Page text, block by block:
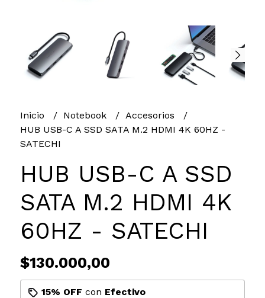
Inicio Notebook
Accesorios
HUB USB-C A SSD SATA M.2 HDMI 4K 60HZ -
SATECHI
HUB USB-C A SSD
SATA M.2 HDMI 4K
60HZ - SATECHI
$130.000,00
15% OFF con Efectivo